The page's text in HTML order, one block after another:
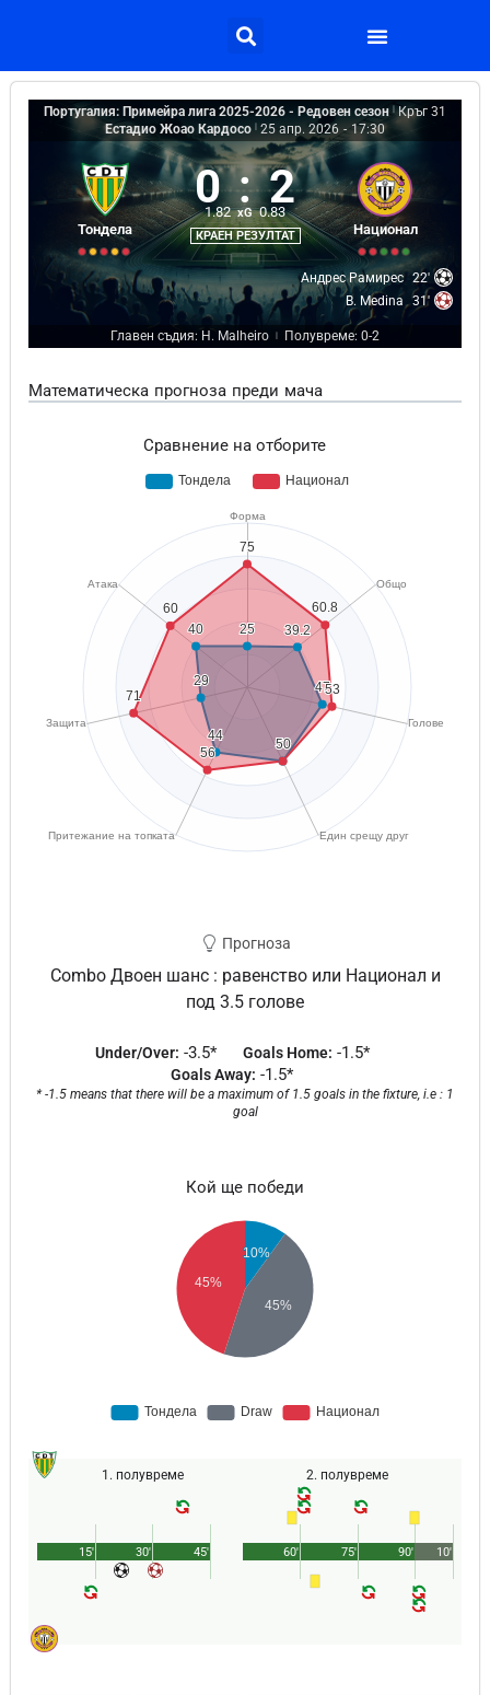
Португалия: Примейра лига 2025-2026 - Редовен сезон | Кръг 31
Естадио Жоао Кардосо 25 апр. 2026 - 17:30
Тондела
0 : 2
1.82 xG 0.83
КРАЕН РЕЗУЛТАТ Национал
Андрес Рамирес 22'
B. Medina
31'
Главен съдия: H. Malheiro Полувреме: 0-2
Математическа прогноза преди мача
Сравнение на отборите
Прогноза
Combo Двоен шанс : равенство или Национал и
под 3.5 голове
Under/Over: -3.5* Goals Home: -1.5*
Goals Away: -1.5*
* -1.5 means that there will be a maximum of 1.5 goals in the fixture, i.e : 1
goal
Кой ще победи
1. полувреме
45'
15' 30'
2. полувреме
90'
60' 75' 10'